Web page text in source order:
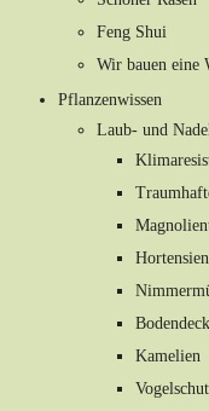
Feng Shui
Wir bauen eine
Pflanzenwissen
Laub- und
Hortensien
Kamelien